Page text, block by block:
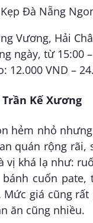
Vương, Hải
ngày, từ 15:00
12.000 VND –
Kế Xương
hẻm nhỏ
quán rộng
vị khá lạ như:
cuốn
giá cũng
ăn cũng nhiều.